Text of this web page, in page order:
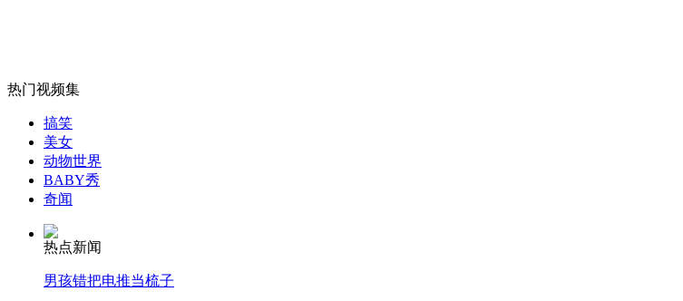
女孩北京地铁殴打老人 痛下狠手拳打脚踢
无痛分娩是否安全 医生回应
热门视频集
搞笑
美女
动物世界
BABY秀
奇闻
热点新闻
男孩错把电推当梳子